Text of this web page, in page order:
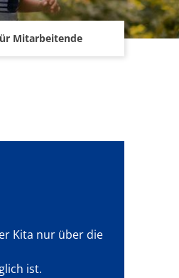
Mitarbeitende
Kita nur über die
ist.